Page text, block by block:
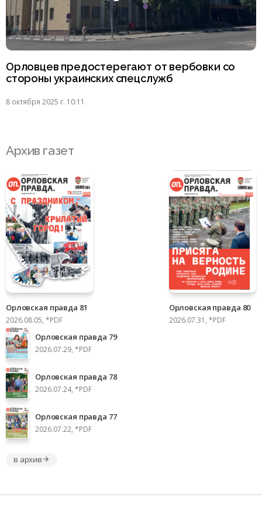
Орловцев предостерегают от вербовки со
стороны украинских спецслужб
8 октября 2025 г. 10:11
Архив газет
Орловская правда 81
2026.08.05, *PDF
Орловская правда 80
2026.07.31, *PDF
Орловская правда 79
2026.07.29, *PDF
Орловская правда 78
2026.07.24, *PDF
Орловская правда 77
2026.07.22, *PDF
в архив